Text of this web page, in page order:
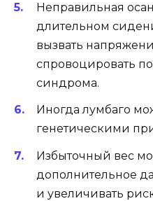
Неправильная
длительном
вызвать
спровоцировать
синдрома.
Иногда лумбаго
генетическими
Избыточный вес
дополнительное
и увеличивать